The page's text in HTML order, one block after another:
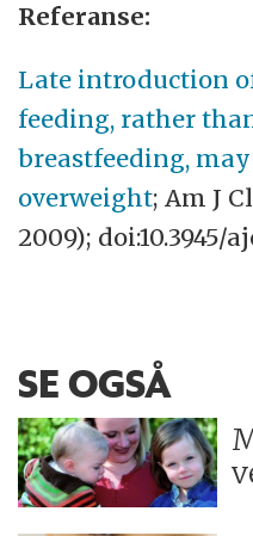
Referanse:
Late introduction
feeding, rather
breastfeeding,
overweight; Am J
2009); doi:10.3945/
SE OGSÅ